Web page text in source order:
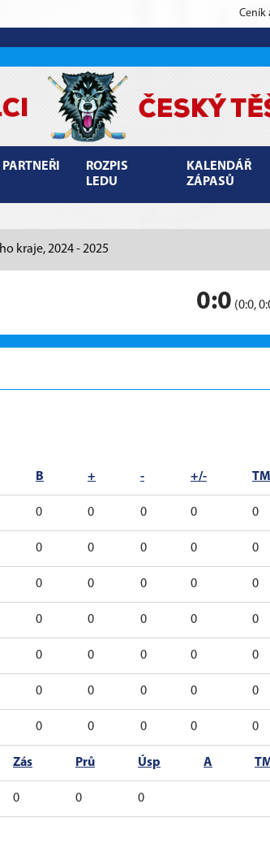
Ceník
PARTNEŘI
ROZPIS
LEDU
KALENDÁŘ
ZÁPASŮ
kraje, 2024 - 2025
0:0 (0:0,
B + - +/- TM
0 0 0 0 0
0 0 0 0 0
0 0 0 0 0
0 0 0 0 0
0 0 0 0 0
0 0 0 0 0
0 0 0 0 0
Zás Prů Úsp A
0 0 0